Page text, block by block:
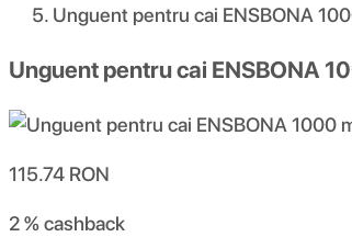
Unguent pentru cai ENSBONA
Unguent pentru cai ENSBONA
115.74 RON
2 %cashback